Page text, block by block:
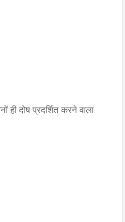
ही दोष प्रदर्शित करने वाला